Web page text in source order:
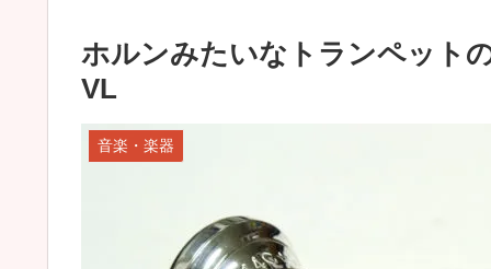
ホルンみたいなトランペット
VL
音楽・楽器